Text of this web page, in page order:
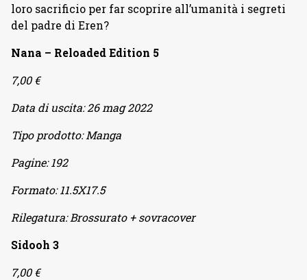
loro sacrificio per far scoprire all’umanità i segreti
del padre di Eren?
Nana – Reloaded Edition 5
7,00 €
Data di uscita: 26 mag 2022
Tipo prodotto: Manga
Pagine: 192
Formato: 11.5X17.5
Rilegatura: Brossurato + sovracover
Sidooh 3
7,00 €